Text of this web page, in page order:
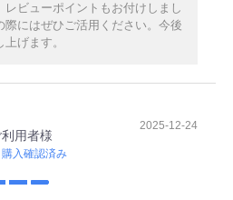
レビューポイントもお付けしまし
際にはぜひご活用ください。今後
げます。
利用者様
購入確認済み
2025-12-24